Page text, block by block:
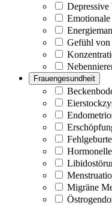
Depressive
Gefühl
Frauengesundheit
Migräne